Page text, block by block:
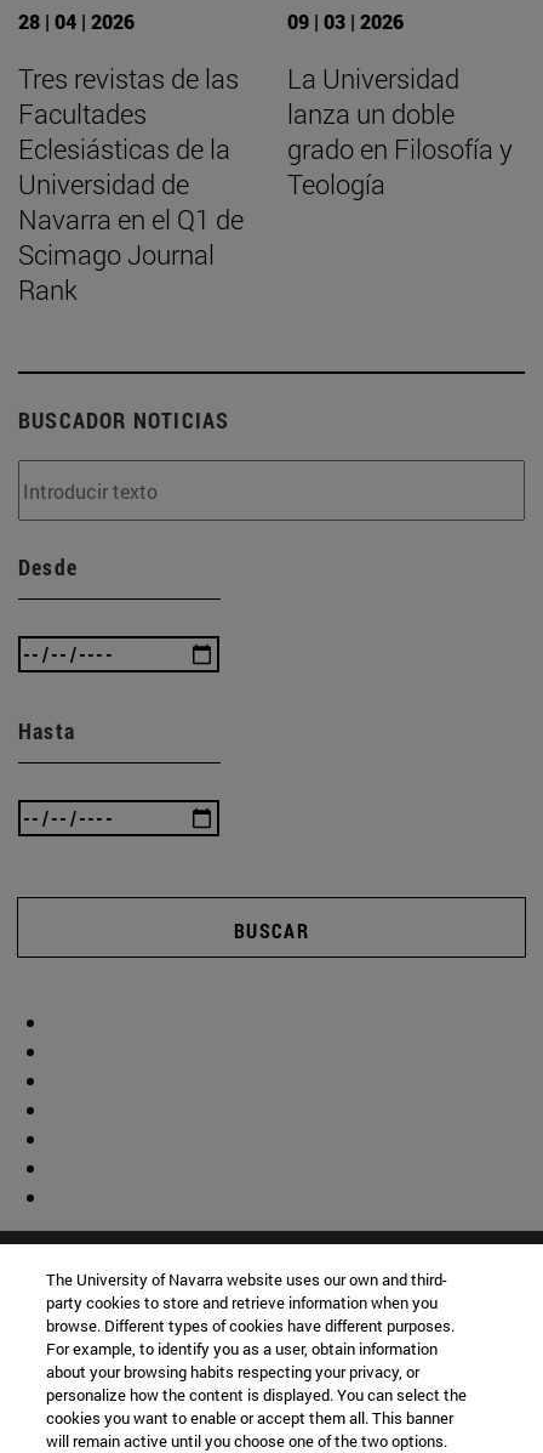
28 | 04 | 2026
Tres revistas de las
Facultades
Eclesiásticas de la
Universidad de
Navarra en el Q1 de
Scimago Journal
Rank
09 | 03 | 2026
La Universidad
lanza un doble
grado en Filosofía y
Teología
BUSCADOR NOTICIAS
Desde
Hasta
BUSCAR
The University of Navarra website uses our own and third-
party cookies to store and retrieve information when you
browse. Different types of cookies have different purposes.
For example, to identify you as a user, obtain information
about your browsing habits respecting your privacy, or
personalize how the content is displayed. You can select the
cookies you want to enable or accept them all. This banner
will remain active until you choose one of the two options.